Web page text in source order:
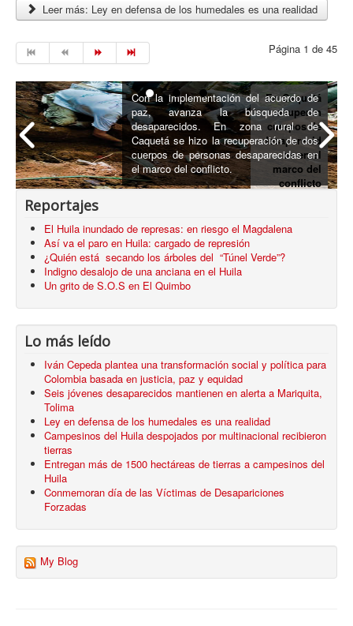
Leer más: Ley en defensa de los humedales es una realidad
Página 1 de 45
En Caquetá
recuperan
cuerpos de
desaparecid
os en el
marco del
conflicto
Con la implementación del acuerdo de
paz, avanza la búsqueda de
desaparecidos. En zona rural de
Caquetá se hizo la recuperación de dos
cuerpos de personas desaparecidas en
el marco del conflicto.
Reportajes
El Huila inundado de represas: en riesgo el Magdalena
Así va el paro en Huila: cargado de represión
¿Quién está secando los árboles del “Túnel Verde”?
Indigno desalojo de una anciana en el Huila
Un grito de S.O.S en El Quimbo
Lo más leído
Iván Cepeda plantea una transformación social y política para
Colombia basada en justicia, paz y equidad
Seis jóvenes desaparecidos mantienen en alerta a Mariquita,
Tolima
Ley en defensa de los humedales es una realidad
Campesinos del Huila despojados por multinacional recibieron
tierras
Entregan más de 1500 hectáreas de tierras a campesinos del
Huila
Conmemoran día de las Víctimas de Desapariciones
Forzadas
My Blog